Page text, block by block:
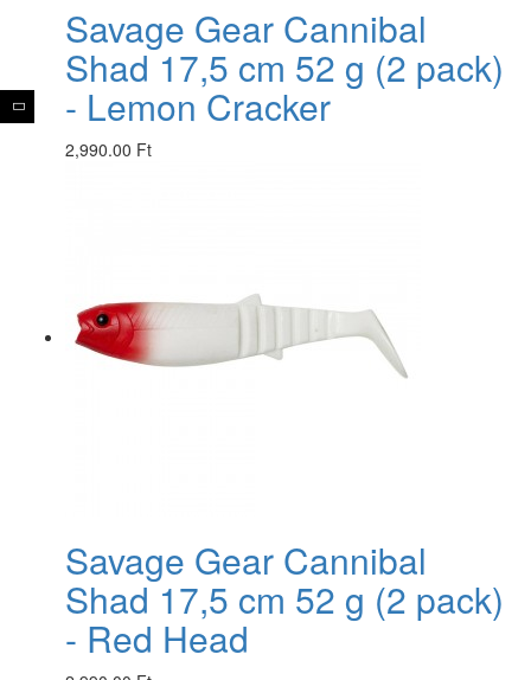
Savage Gear Cannibal
Shad 17,5 cm 52 g (2 pack)
- Lemon Cracker
2,990.00 Ft
Savage Gear Cannibal
Shad 17,5 cm 52 g (2 pack)
- Red Head